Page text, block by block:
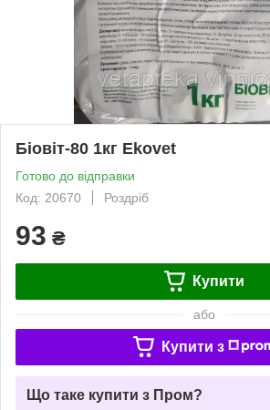
Біовіт-80 1кг Ekovet
Готово до відправки
Код: 20670
Роздріб
93 ₴
Купити
або
Купити з
Що таке купити з Пром?